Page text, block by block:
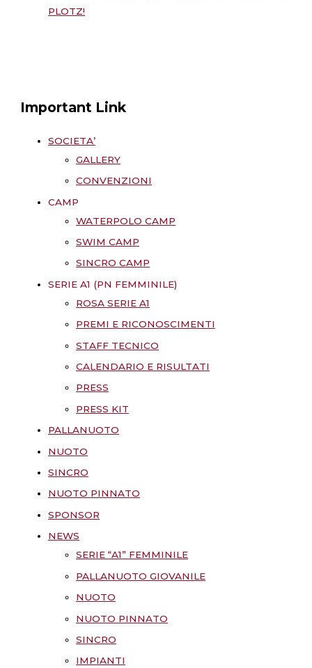
PLOTZ!
Important Link
SOCIETA’
GALLERY
CONVENZIONI
CAMP
WATERPOLO CAMP
SWIM CAMP
SINCRO CAMP
SERIE A1 (PN FEMMINILE)
ROSA SERIE A1
PREMI E RICONOSCIMENTI
STAFF TECNICO
CALENDARIO E RISULTATI
PRESS
PRESS KIT
PALLANUOTO
NUOTO
SINCRO
NUOTO PINNATO
SPONSOR
NEWS
SERIE “A1” FEMMINILE
PALLANUOTO GIOVANILE
NUOTO
NUOTO PINNATO
SINCRO
IMPIANTI